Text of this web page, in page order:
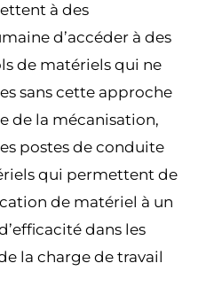
à des
d’accéder à des
de matériels qui ne
sans cette approche
de la mécanisation,
postes de conduite
qui permettent de
de matériel à un
dans les
la charge de travail